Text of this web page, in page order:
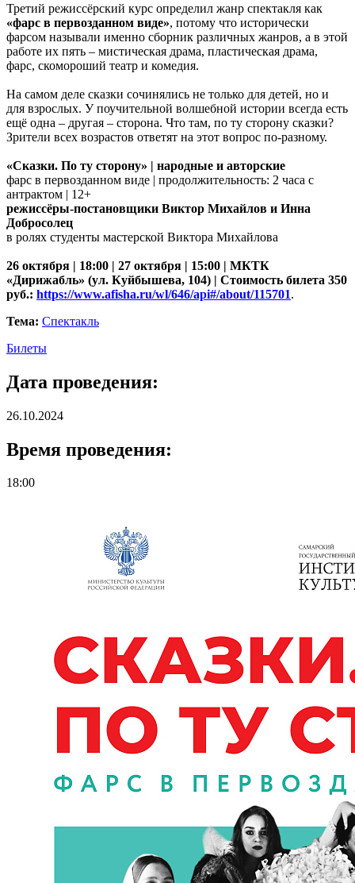
Третий режиссёрский курс определил жанр спектакля как
«фарс в первозданном виде», потому что исторически
фарсом называли именно сборник различных жанров, а в этой
работе их пять – мистическая драма, пластическая драма,
фарс, скомороший театр и комедия.
На самом деле сказки сочинялись не только для детей, но и
для взрослых. У поучительной волшебной истории всегда есть
ещё одна – другая – сторона. Что там, по ту сторону сказки?
Зрители всех возрастов ответят на этот вопрос по-разному.
«Сказки. По ту сторону» | народные и авторские
фарс в первозданном виде | продолжительность: 2 часа с
антрактом | 12+
режиссёры-постановщики Виктор Михайлов и Инна
Добросолец
в ролях студенты мастерской Виктора Михайлова
26 октября | 18:00 | 27 октября | 15:00 | МКТК
«Дирижабль» (ул. Куйбышева, 104) | Стоимость билета 350
руб.: https://www.afisha.ru/wl/646/api#/about/115701.
Тема: Спектакль
Билеты
Дата проведения:
26.10.2024
Время проведения:
18:00